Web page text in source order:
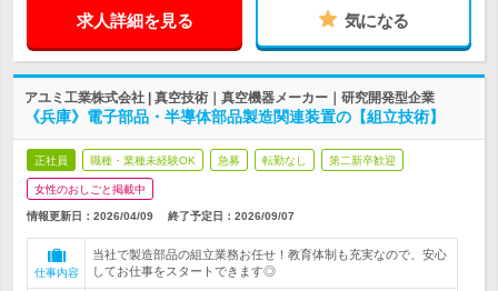
求人詳細を見る 気になる
アユミ工業株式会社 | 真空技術｜真空機器メーカー｜研究開発型企業
《兵庫》電子部品・半導体部品製造関連装置の【組立技術】
正社員 職種・業種未経験OK 急募 転勤なし 第二新卒歓迎
女性のおしごと掲載中
情報更新日：2026/04/09 終了予定日： 2026/09/07
仕事内容
当社で製造部品の組立業務お任せ！教育体制も充実なので、安心
してお仕事をスタートできます◎